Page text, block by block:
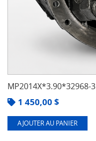
MP2014X*3.90*32968-3
1 450,00 $
AJOUTER AU PANIER